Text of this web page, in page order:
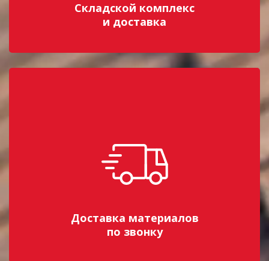
Складской комплекс
и доставка
Доставка материалов
по звонку